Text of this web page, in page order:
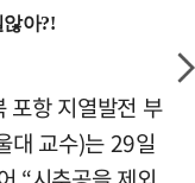
포항 지열발전 부
대 교수)는 29일